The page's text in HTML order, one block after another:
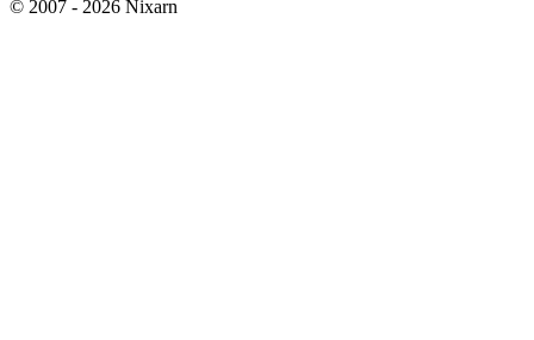
© 2007 - 2026 Nixarn